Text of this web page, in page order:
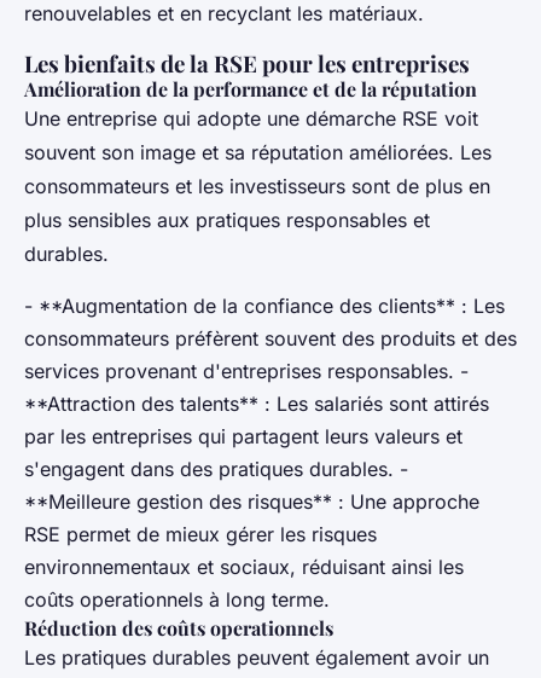
renouvelables et en recyclant les matériaux.
Les bienfaits de la RSE pour les entreprises
Amélioration de la performance et de la réputation
Une entreprise qui adopte une démarche RSE voit
souvent son image et sa réputation améliorées. Les
consommateurs et les investisseurs sont de plus en
plus sensibles aux pratiques responsables et
durables.
- **Augmentation de la confiance des clients** : Les
consommateurs préfèrent souvent des produits et des
services provenant d'entreprises responsables. -
**Attraction des talents** : Les salariés sont attirés
par les entreprises qui partagent leurs valeurs et
s'engagent dans des pratiques durables. -
**Meilleure gestion des risques** : Une approche
RSE permet de mieux gérer les risques
environnementaux et sociaux, réduisant ainsi les
coûts operationnels à long terme.
Réduction des coûts operationnels
Les pratiques durables peuvent également avoir un